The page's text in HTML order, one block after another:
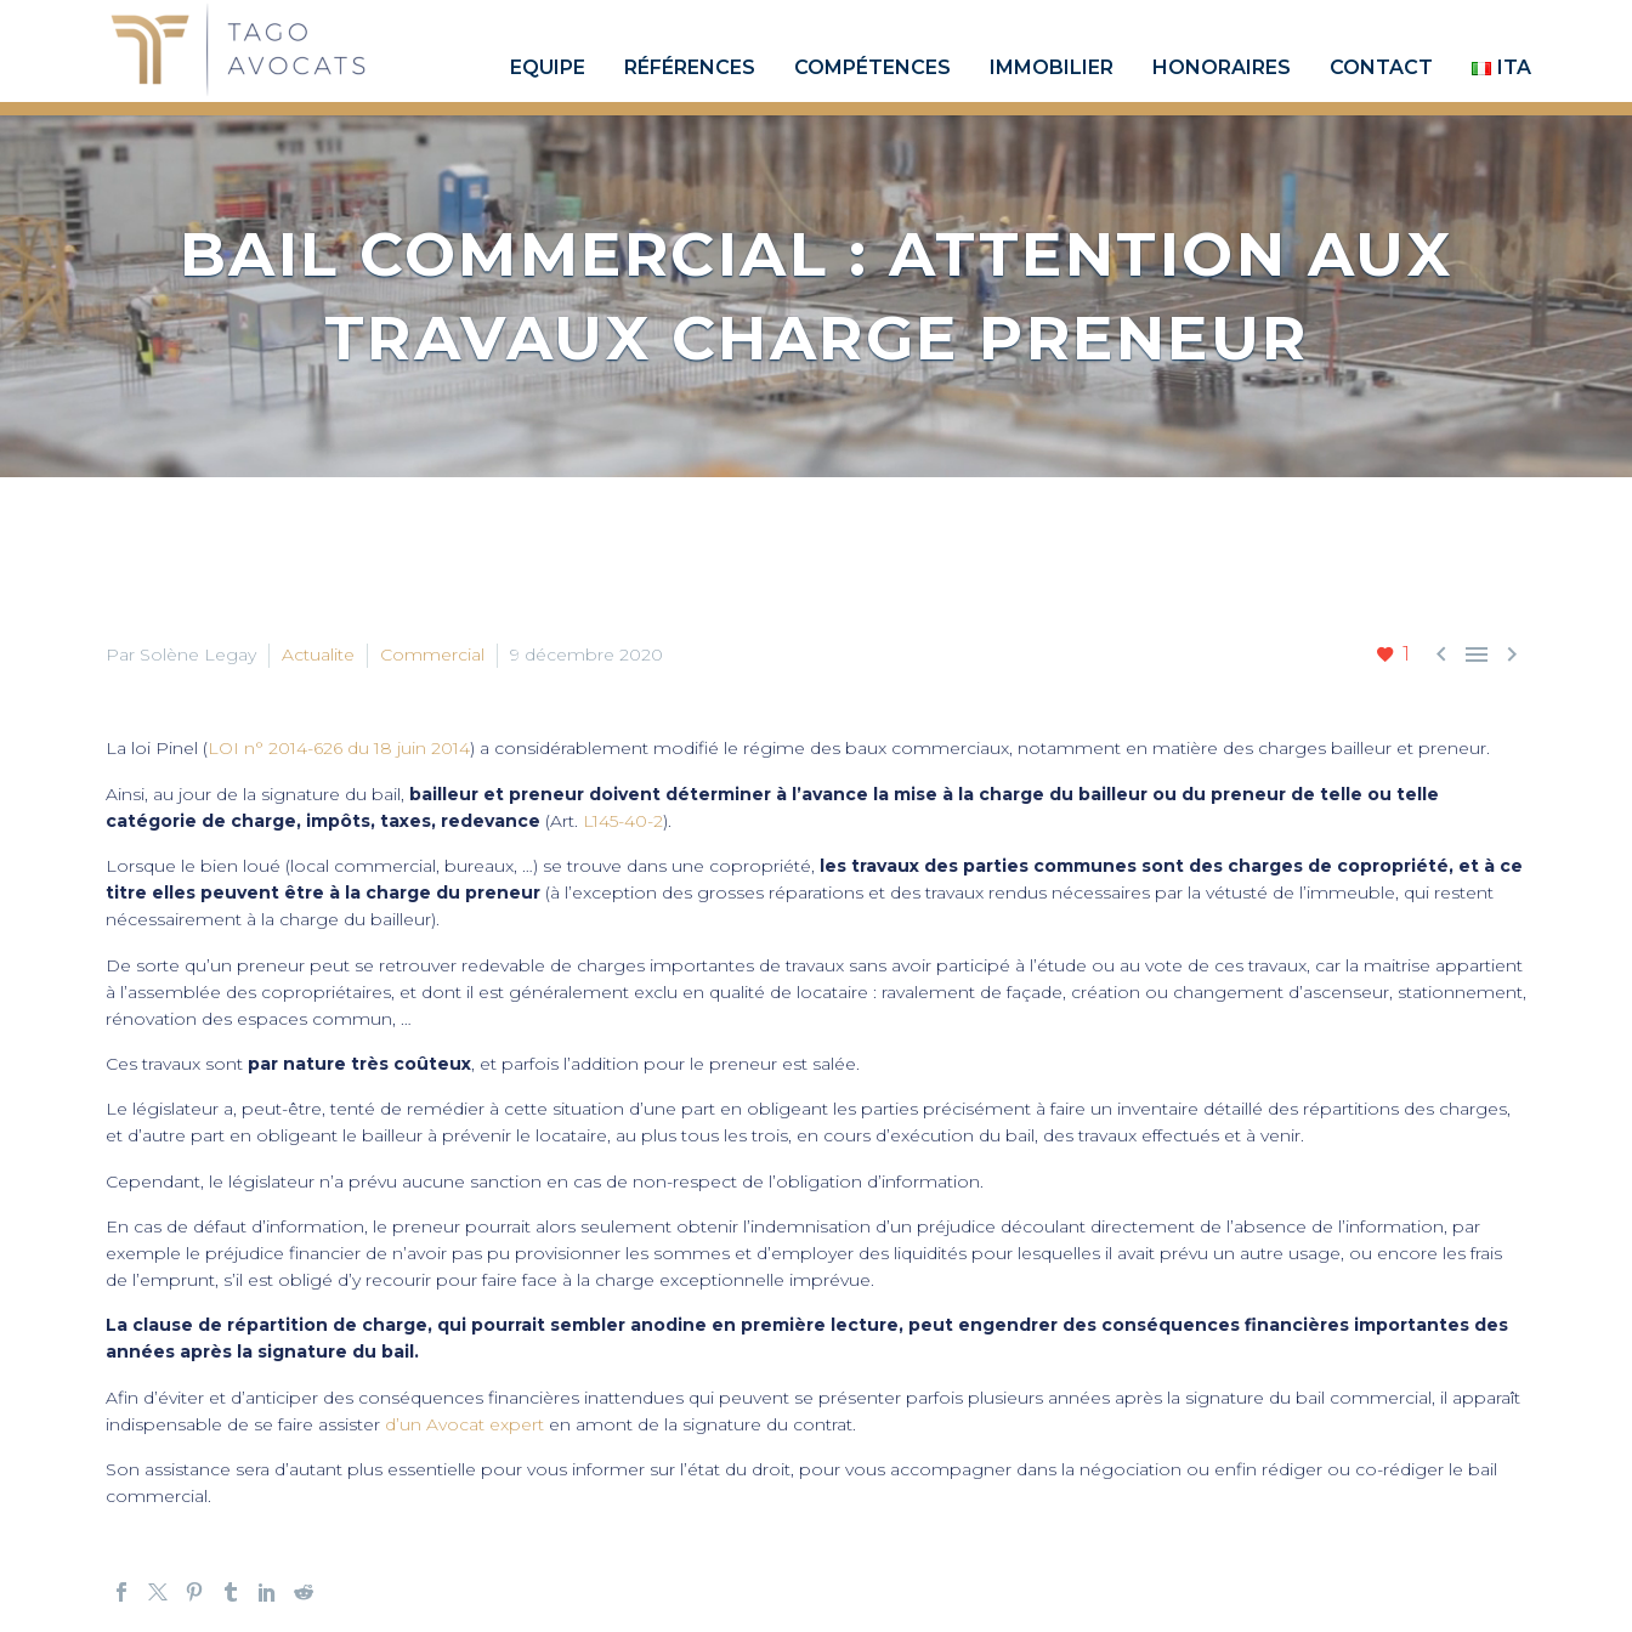
EQUIPE RÉFÉRENCES COMPÉTENCES IMMOBILIER HONORAIRES CONTACT ITA
BAIL COMMERCIAL : ATTENTION AUX
TRAVAUX CHARGE PRENEUR
1   
Par Solène Legay Actualite Commercial 9 décembre 2020
La loi Pinel (LOI n° 2014-626 du 18 juin 2014) a considérablement modifié le régime des baux commerciaux, notamment en matière des charges bailleur et preneur.
Ainsi, au jour de la signature du bail, bailleur et preneur doivent déterminer à l’avance la mise à la charge du bailleur ou du preneur de telle ou telle
catégorie de charge, impôts, taxes, redevance (Art. L145-40-2).
Lorsque le bien loué (local commercial, bureaux, …) se trouve dans une copropriété, les travaux des parties communes sont des charges de copropriété, et à ce
titre elles peuvent être à la charge du preneur (à l’exception des grosses réparations et des travaux rendus nécessaires par la vétusté de l’immeuble, qui restent
nécessairement à la charge du bailleur).
De sorte qu’un preneur peut se retrouver redevable de charges importantes de travaux sans avoir participé à l’étude ou au vote de ces travaux, car la maitrise appartient
à l’assemblée des copropriétaires, et dont il est généralement exclu en qualité de locataire : ravalement de façade, création ou changement d’ascenseur, stationnement,
rénovation des espaces commun, …
Ces travaux sont par nature très coûteux, et parfois l’addition pour le preneur est salée.
Le législateur a, peut-être, tenté de remédier à cette situation d’une part en obligeant les parties précisément à faire un inventaire détaillé des répartitions des charges,
et d’autre part en obligeant le bailleur à prévenir le locataire, au plus tous les trois, en cours d’exécution du bail, des travaux effectués et à venir.
Cependant, le législateur n’a prévu aucune sanction en cas de non-respect de l’obligation d’information.
En cas de défaut d’information, le preneur pourrait alors seulement obtenir l’indemnisation d’un préjudice découlant directement de l’absence de l’information, par
exemple le préjudice financier de n’avoir pas pu provisionner les sommes et d’employer des liquidités pour lesquelles il avait prévu un autre usage, ou encore les frais
de l’emprunt, s’il est obligé d’y recourir pour faire face à la charge exceptionnelle imprévue.
La clause de répartition de charge, qui pourrait sembler anodine en première lecture, peut engendrer des conséquences financières importantes des
années après la signature du bail.
Afin d’éviter et d’anticiper des conséquences financières inattendues qui peuvent se présenter parfois plusieurs années après la signature du bail commercial, il apparaît
indispensable de se faire assister d’un Avocat expert en amont de la signature du contrat.
Son assistance sera d’autant plus essentielle pour vous informer sur l’état du droit, pour vous accompagner dans la négociation ou enfin rédiger ou co-rédiger le bail
commercial.